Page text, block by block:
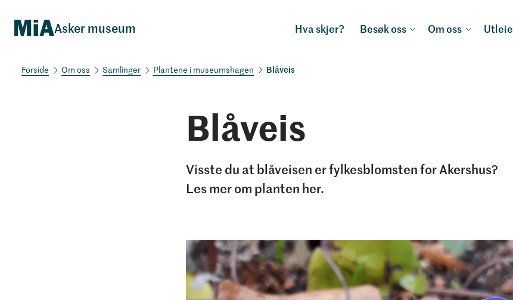
Asker museum Hva skjer? Besøk oss Om oss Utleie
Om oss Samlinger Plantene i museumshagen Blåveis
Blåveis
Visste du at blåveisen er fylkesblomsten for Akershus?
Les mer om planten her.